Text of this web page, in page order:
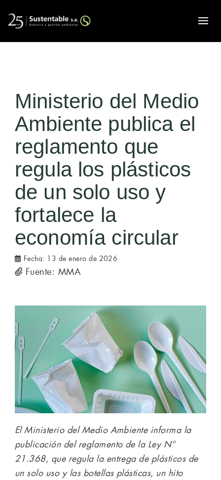
Ministerio del Medio
Ambiente publica el
reglamento que
regula los plásticos
de un solo uso y
fortalece la
economía circular
Fecha: 13 de enero de 2026
Fuente: MMA
El Ministerio del Medio Ambiente informa la
publicación del reglamento de la Ley N°
21.368, que regula la entrega de plásticos de
un solo uso y las botellas plásticas, un hito